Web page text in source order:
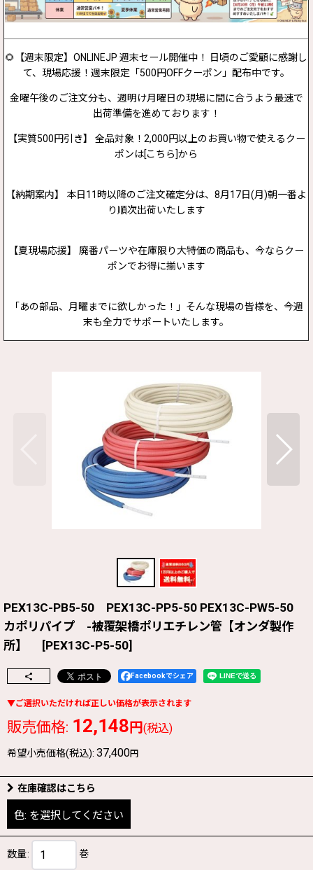
🌻【週末限定】ONLINEJP 週末セール開催中！ 日頃のご愛顧に感謝し
て、現場応援！週末限定「500円OFFクーポン」配布中です。
金曜午後のご注文分も、週明け月曜日の現場に間に合うよう最速で
出荷準備を進めております！
【実質500円引き】 全品対象！2,000円以上のお買い物で使えるクー
ポンは[こちら]から
【納期案内】 本日11時以降のご注文確定分は、8月17日(月)朝一番よ
り順次出荷いたします
【夏現場応援】 廃番パーツや在庫限り大特価の商品も、今ならクー
ポンでお得に揃います
「あの部品、月曜までに欲しかった！」そんな現場の皆様を、今週
末も全力でサポートいたします。
PEX13C-PB5-50 PEX13C-PP5-50 PEX13C-PW5-50
カポリパイプ -被覆架橋ポリエチレン管【オンダ製作
所】
[PEX13C-P5-50]
Facebookでシェア
販売価格: 12,148円(税込)
希望小売価格(税込): 37,400円
在庫確認はこちら
色: を選択してください
数量: 巻